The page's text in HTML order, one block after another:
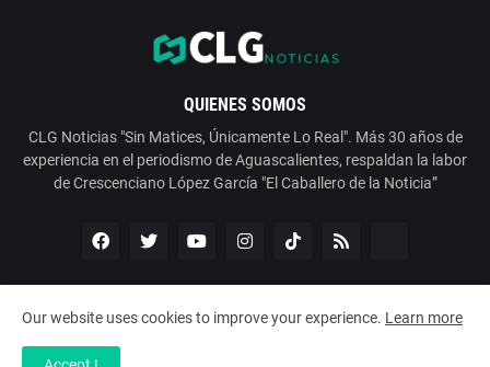
QUIENES SOMOS
CLG Noticias "Sin Matices, Únicamente Lo Real". Más 30 años de
experiencia en el periodismo de Aguascalientes, respaldan la labor
de Crescenciano López García "El Caballero de la Noticia”
ESNoticia con Crescenciano López García
Our website uses cookies to improve your experience. Learn more